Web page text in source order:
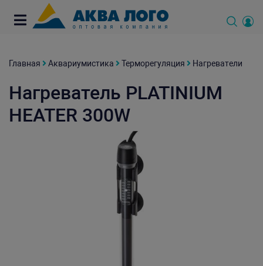
Главная Аквариумистика Терморегуляция Нагреватели
Нагреватель PLATINIUM
HEATER 300W